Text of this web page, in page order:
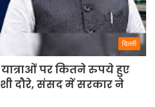
दिल्ली
पर कितने रुपये हुए
दौरे, संसद में सरकार ने